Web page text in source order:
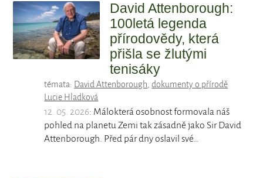
David Attenborough:
100letá legenda
přírodovědy, která
přišla se žlutými
tenisáky
témata: David Attenborough,dokumenty o přírodě
Lucie Hladková
12. 05. 2026: Málokterá osobnost formovala náš
pohled na planetu Zemi tak zásadně jako Sir David
Attenborough. Před pár dny oslavil své…